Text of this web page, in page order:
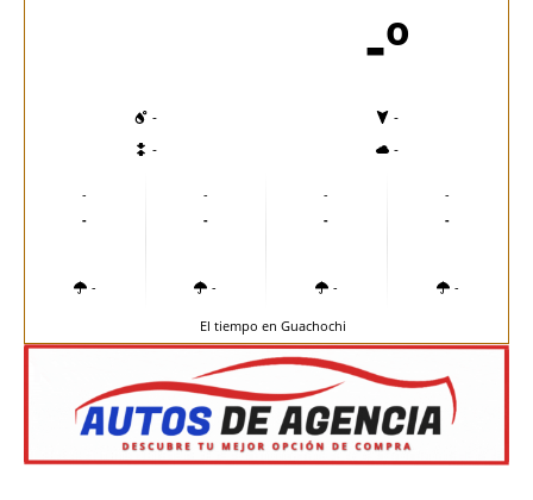
-º
-
-
-
-
-
-
-
-
-
-
-
-
-
-
-
-
El tiempo en Guachochi